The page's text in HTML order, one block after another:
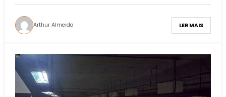
Arthur Almeida LER MAIS